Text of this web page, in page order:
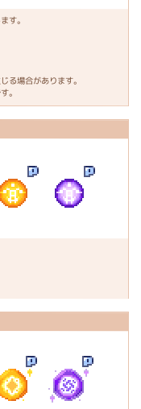
す。
る場合があります。
。